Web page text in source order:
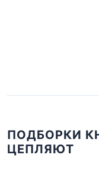
ПОДБОРКИ
ЦЕПЛЯЮТ